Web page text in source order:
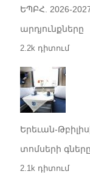
ԵՊԲՀ. 2026-
արդյունքները
2.2k դիտում
Երեւան-
տոմսերի գները
2.1k դիտում